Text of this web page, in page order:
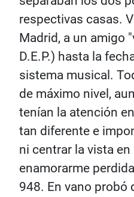
respectivas casas.
Madrid, a un amigo
D.E.P.) hasta la
sistema musical.
de máximo nivel,
tenían la atención
tan diferente e
ni centrar la vista
enamorarme
948. En vano probó